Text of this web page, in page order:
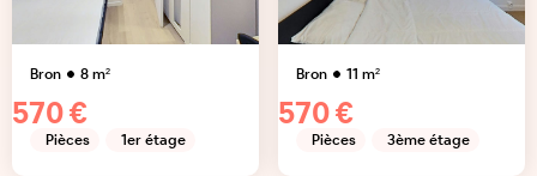
Bron 8m²
570 €
Pièces 1er étage
Bron 11 m²
570 €
Pièces 3ème étage